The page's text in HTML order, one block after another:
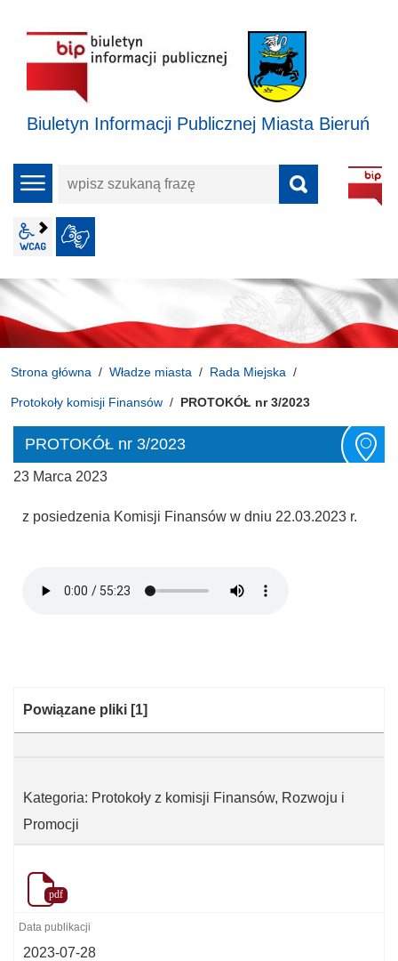
Biuletyn Informacji Publicznej Miasta Bieruń
menu
wpisz
frazę
wcag2.1
Strona główna Władze miasta Rada Miejska
Protokoły komisji Finansów PROTOKÓŁ nr 3/2023
PROTOKÓŁ nr 3/2023
23 Marca 2023
z posiedzenia Komisji Finansów w dniu 22.03.2023 r.
Kategoria:
Powiązane pliki [1]
Kategoria: Protokoły z komisji Finansów, Rozwoju i
Promocji
pdf
2023-07-28